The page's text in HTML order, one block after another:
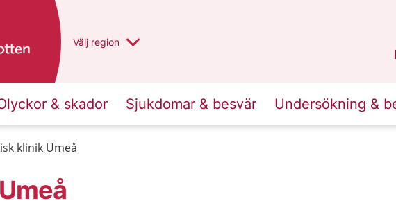
Du har valt region
Välj en annan
region
& skador Sjukdomar & besvär Undersökning &
klinik Umeå